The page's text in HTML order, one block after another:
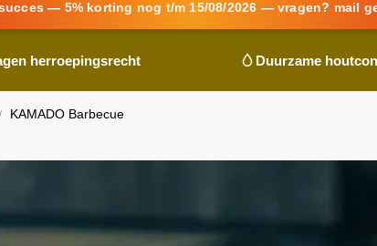
— 5% korting nog t/m 15/08/2026 — vragen? mail
herroepingsrecht Duurzame
/ KAMADO Barbecue